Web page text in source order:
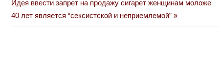
по
Post:
Next
Post:
Идея ввести запрет на продажу сигарет женщинам моложе
40 лет является “сексистской и неприемлемой”